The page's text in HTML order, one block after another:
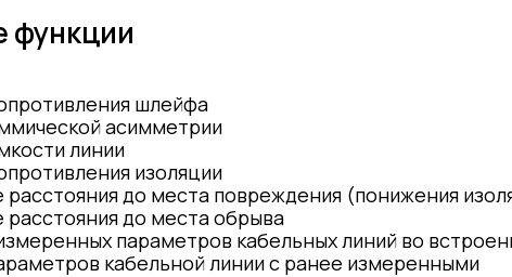
функции
шлейфа
асимметрии
линии
изоляции
до места повреждения (понижения
до места обрыва
параметров кабельных линий во
кабельной линии с ранее измеренными